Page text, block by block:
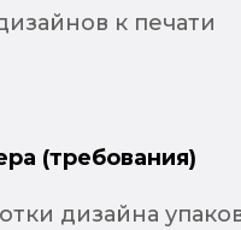
к печати
(требования)
дизайна